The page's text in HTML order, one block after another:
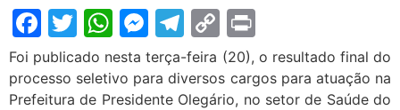
Facebook
Twitter
WhatsApp
Messenger
Telegram
Copy
Link
Foi publicado nesta terça-feira (20), o resultado final do
processo seletivo para diversos cargos para atuação na
Prefeitura de Presidente Olegário, no setor de Saúde do